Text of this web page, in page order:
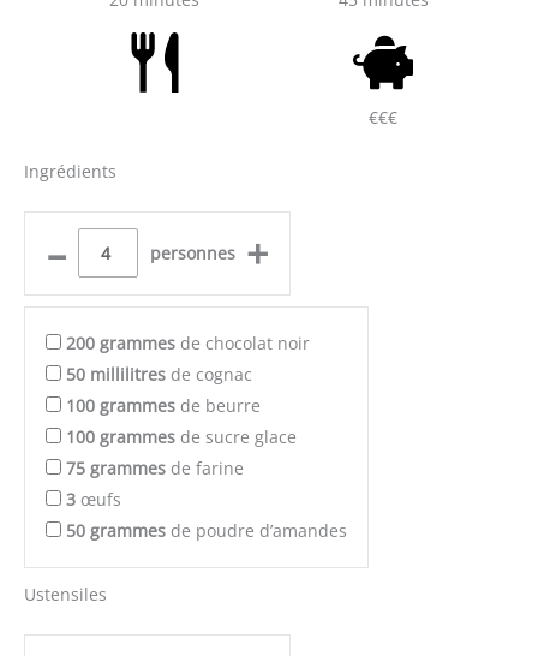
€€€
Ingrédients
– personnes +
200 grammes de chocolat noir
50 millilitres de cognac
100 grammes de beurre
100 grammes de sucre glace
75 grammes de farine
3 œufs
50 grammes de poudre d’amandes
Ustensiles